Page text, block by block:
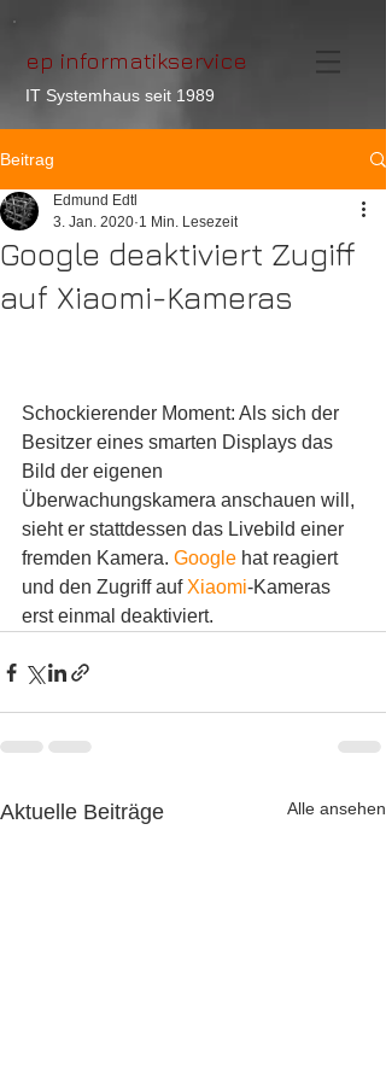
ep informatikservice
IT Systemhaus seit 1989
Beitrag
Google deaktiviert Zugiff
auf Xiaomi-Kameras
Edmund Edtl
3. Jan. 2020 1 Min. Lesezeit
Schockierender Moment: Als sich der
Besitzer eines smarten Displays das
Bild der eigenen
Überwachungskamera anschauen will,
sieht er stattdessen das Livebild einer
fremden Kamera. Google hat reagiert
und den Zugriff auf Xiaomi-Kameras
erst einmal deaktiviert.
Aktuelle Beiträge Alle ansehen